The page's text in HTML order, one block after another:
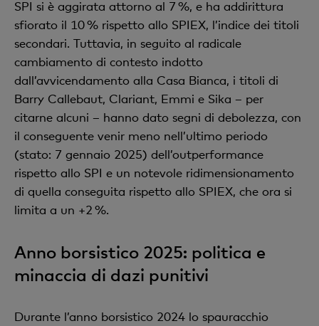
SPI si è aggirata attorno al 7 %, e ha addirittura
sfiorato il 10 % rispetto allo SPIEX, l’indice dei titoli
secondari. Tuttavia, in seguito al radicale
cambiamento di contesto indotto
dall’avvicendamento alla Casa Bianca, i titoli di
Barry Callebaut, Clariant, Emmi e Sika – per
citarne alcuni – hanno dato segni di debolezza, con
il conseguente venir meno nell’ultimo periodo
(stato: 7 gennaio 2025) dell’outperformance
rispetto allo SPI e un notevole ridimensionamento
di quella conseguita rispetto allo SPIEX, che ora si
limita a un +2 %.
Anno borsistico 2025: politica e
minaccia di dazi punitivi
Durante l’anno borsistico 2024 lo spauracchio